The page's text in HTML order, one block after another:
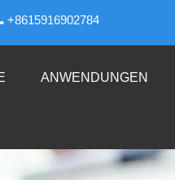
+8615916902784
ANWENDUNGEN